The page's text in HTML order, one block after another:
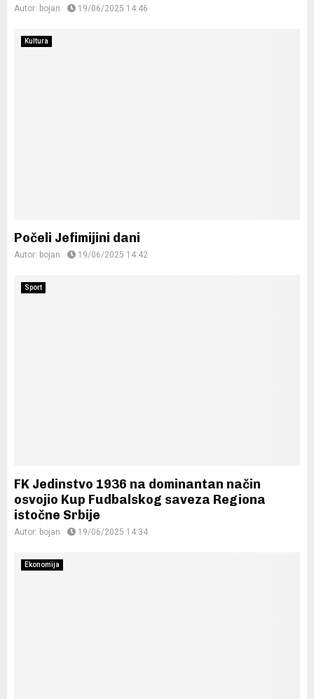
Autor: bojan 19/06/2025 14:46
Kultura
Počeli Jefimijini dani
Autor: bojan 19/06/2025 14:42
Sport
FK Jedinstvo 1936 na dominantan način
osvojio Kup Fudbalskog saveza Regiona
istočne Srbije
Autor: bojan 19/06/2025 14:34
Ekonomija